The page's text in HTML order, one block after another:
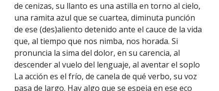
de cenizas, su llanto es una astilla en torno al cielo,
una ramita azul que se cuartea, diminuta punción
de ese (des)aliento detenido ante el cauce de la vida
que, al tiempo que nos nimba, nos horada. Si
pronuncia la sima del dolor, en su carencia, al
descender al vuelo del lenguaje, al aventar el soplo
La acción es el frío, de canela de qué verbo, su voz
pasa de largo. Hay algo que se espeja en ese eco